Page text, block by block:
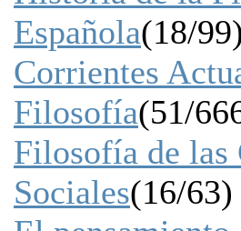
Española(18/99)
Corrientes
Filosofía(51/
Filosofía de las
Sociales(16/63)